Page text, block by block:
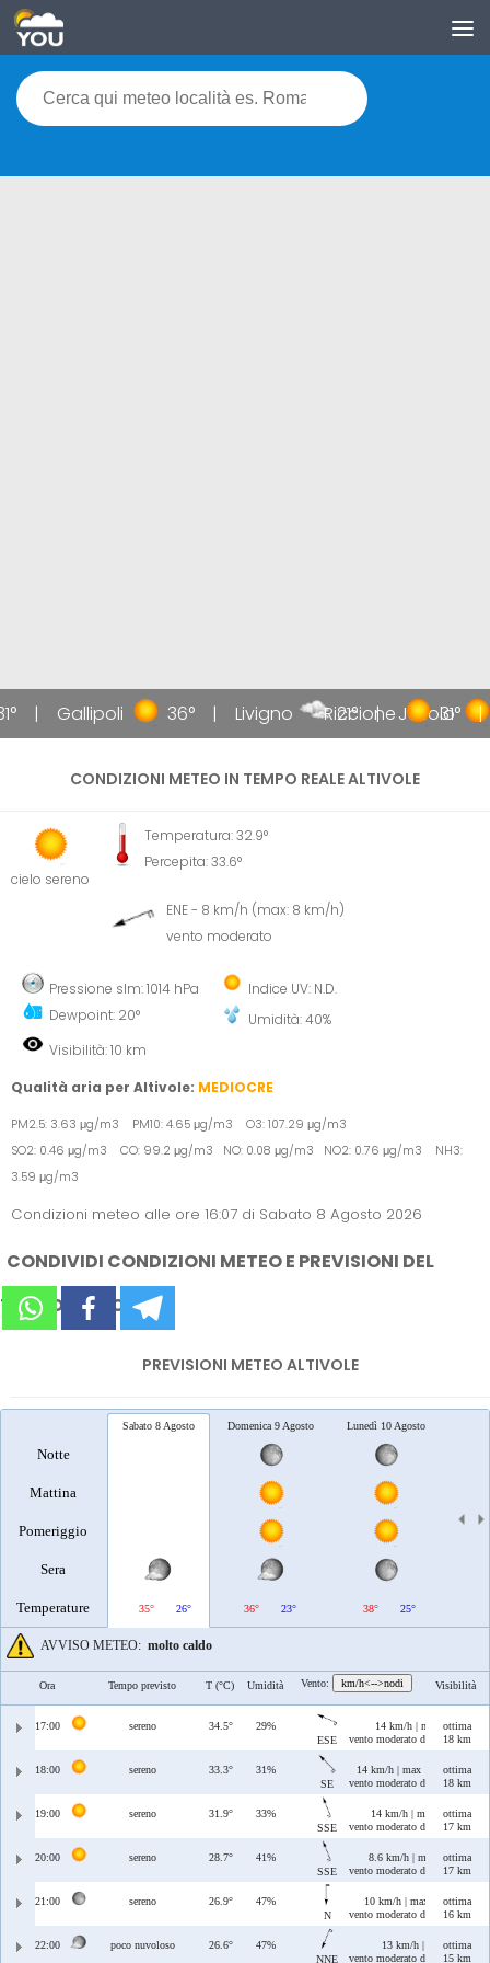
Gallipoli 36° Livigno 21° Jesolo
Riccione 31°
CONDIZIONI METEO IN TEMPO REALE ALTIVOLE
cielo sereno
Temperatura: 32.9°
Percepita: 33.6°
ENE - 8 km/h (max: 8 km/h)
vento moderato
Pressione slm: 1014 hPa
Dewpoint: 20°
Indice UV: N.D.
Umidità: 40%
Visibilità: 10 km
Qualità aria per Altivole: MEDIOCRE
PM2.5: 3.63 μg/m3 PM10: 4.65 μg/m3 O3: 107.29 μg/m3
SO2: 0.46 μg/m3 CO: 99.2 μg/m3 NO: 0.08 μg/m3 NO2: 0.76 μg/m3 NH3:
3.59 μg/m3
Condizioni meteo alle ore 16:07 di Sabato 8 Agosto 2026
CONDIVIDI CONDIZIONI METEO E PREVISIONI DEL
TEMPO SUI SOCIAL
PREVISIONI METEO ALTIVOLE
Notte
Mattina
Pomeriggio
Sera
Temperature
Sabato 8 Agosto
35° 26°
Domenica 9 Agosto
36° 23°
Lunedì 10 Agosto
38° 25°
AVVISO METEO: molto caldo
Ora Tempo previsto T (°C) Umidità Vento: km/h<-->nodi Visibilità
17:00 sereno 34.5°
29%
ESE
14 km/h | max 14 km/h
vento moderato di Levante/
ottima
18 km
18:00 sereno 33.3°
31%
SE
14 km/h | max 14 km/h
vento moderato di Scirocco
ottima
18 km
19:00 sereno 31.9°
33%
SSE
14 km/h | max 15 km/h
vento moderato di Ostro/
ottima
17 km
20:00 sereno 28.7°
41%
SSE
8.6 km/h | max 17 km/h
vento moderato di Ostro/
ottima
17 km
21:00 sereno 26.9°
47%
N
10 km/h | max 10 km/h
vento moderato di Tramontana
ottima
16 km
22:00 poco nuvoloso 26.6°
47%
NNE
13 km/h | max 23 km/h
vento moderato di Tramontana/
ottima
15 km